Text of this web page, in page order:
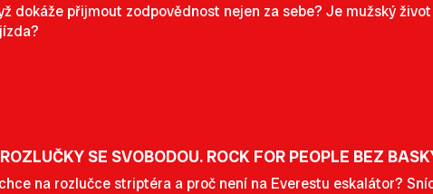
dokáže přijmout zodpovědnost nejen za sebe? Je mužský
SE SVOBODOU. ROCK FOR PEOPLE BEZ
na rozlučce striptéra a proč není na Everestu eskalátor?